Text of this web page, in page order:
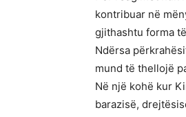
kontribuar në
gjithashtu forma
Ndërsa
mund të thellojë
Në një kohë kur
barazisë,